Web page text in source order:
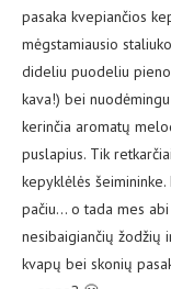
pasaka kvepiančios
mėgstamiausio
dideliu puodeliu
kava!) bei
kerinčia aromatų
puslapius. Tik
kepyklėlės
pačiu… o tada mes
nesibaigiančių žodžių
kvapų bei skonių